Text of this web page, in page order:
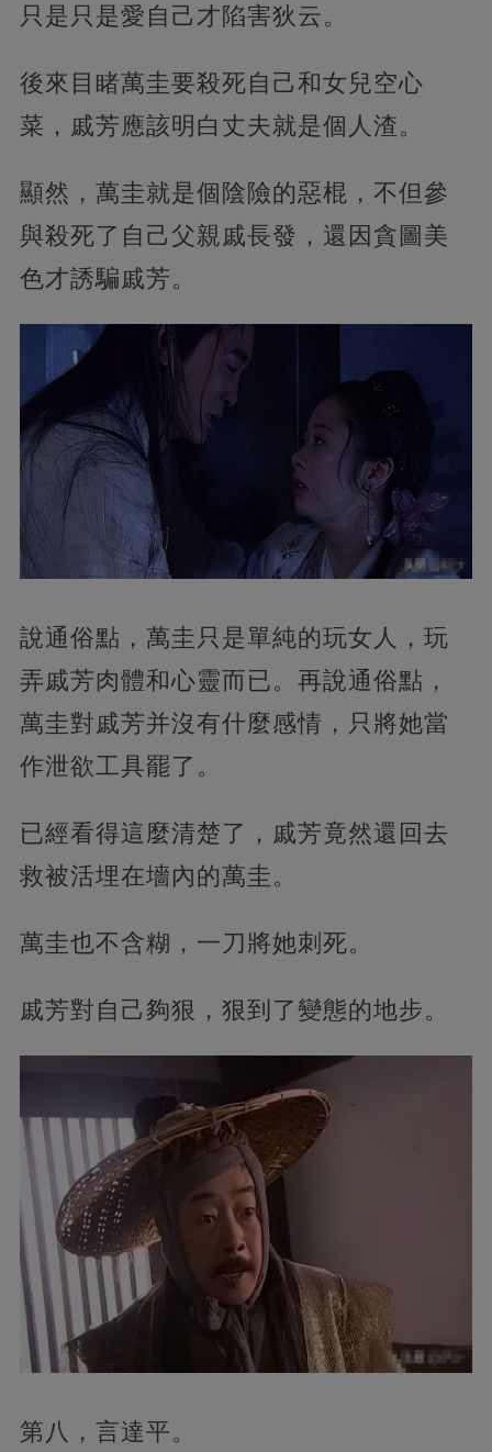
只是只是愛自己才陷害狄云。
後來目睹萬圭要殺死自己和女兒空心
菜，戚芳應該明白丈夫就是個人渣。
顯然，萬圭就是個陰險的惡棍，不但參
與殺死了自己父親戚長發，還因貪圖美
色才誘騙戚芳。
說通俗點，萬圭只是單純的玩女人，玩
弄戚芳肉體和心靈而已。再說通俗點，
萬圭對戚芳并沒有什麼感情，只將她當
作泄欲工具罷了。
已經看得這麼清楚了，戚芳竟然還回去
救被活埋在墻內的萬圭。
萬圭也不含糊，一刀將她刺死。
戚芳對自己夠狠，狠到了變態的地步。
第八，言達平。